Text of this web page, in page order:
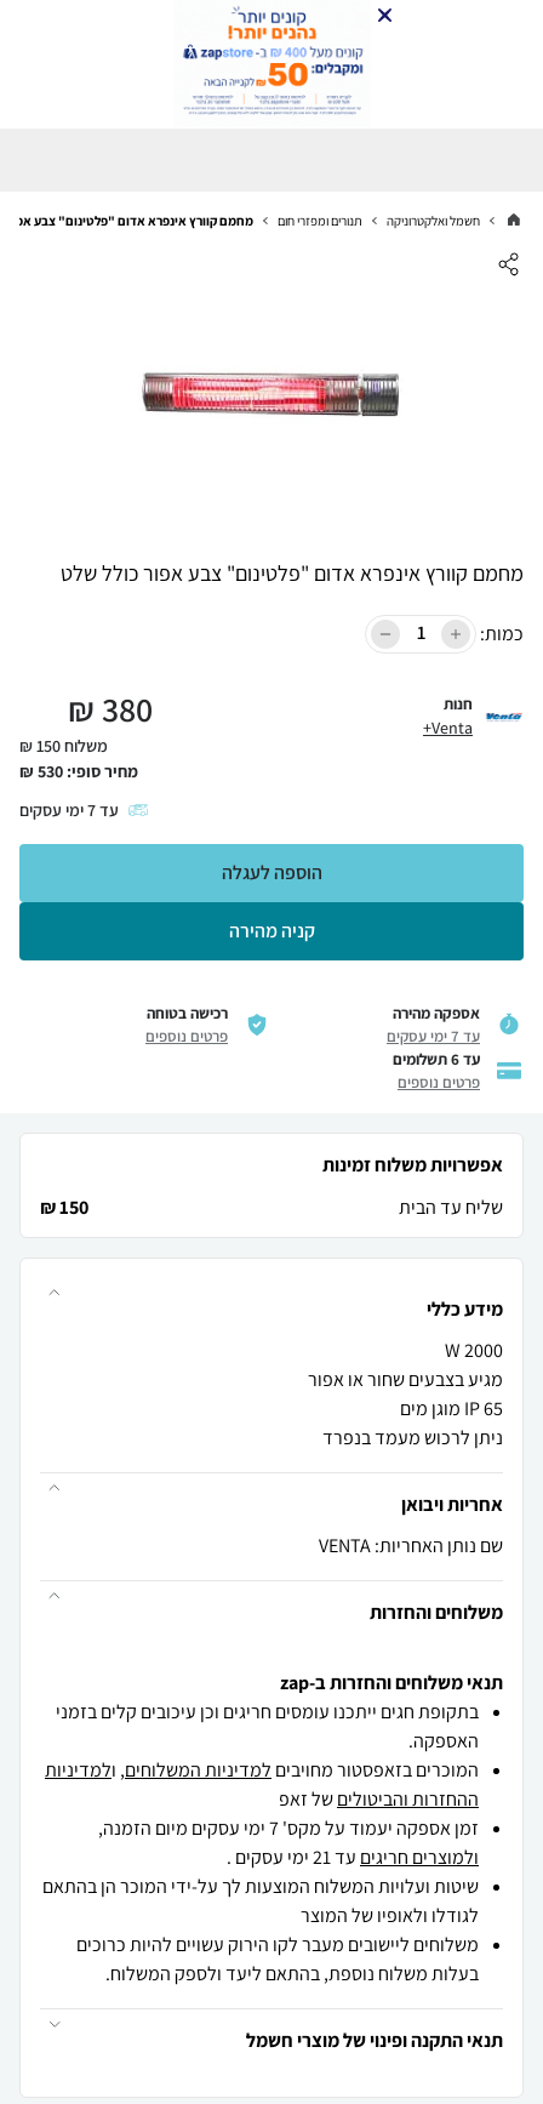
חשמל ואלקטרוניקה תנורים ומפזרי חום מחמם קוורץ אינפרא אדום "פלטינום" צבע אפור
מחמם קוורץ אינפרא אדום "פלטינום" צבע אפור כולל שלט
כמות:
חנות
Venta+
380
₪
משלוח 150 ₪
מחיר סופי: 530
₪
עד7ימי עסקים
קניה מהירה
הוספה לעגלה
אספקה מהירה
עד 7 ימי עסקים
רכישה בטוחה
פרטים נוספים
עד 6 תשלומים
פרטים נוספים
אפשרויות משלוח זמינות
שליח עד הבית
150 ₪
מידע כללי
ניתן לרכוש מעמד בנפרד
אחריות ויבואן
שם נותן האחריות: VENTA
משלוחים והחזרות
תנאי משלוחים והחזרות ב-zap
בתקופת חגים ייתכנו עומסים חריגים וכן עיכובים קלים בזמני
האספקה.
המוכרים בזאפסטור מחויבים למדיניות המשלוחים, ולמדיניות
ההחזרות והביטוליםשל זאפ
זמן אספקה יעמוד על מקס' 7 ימי עסקים מיום הזמנה,
ולמוצרים חריגים עד 21 ימי עסקים .
שיטות ועלויות המשלוח המוצעות לך על-ידי המוכר הן בהתאם
לגודלו ולאופיו של המוצר
משלוחים ליישובים מעבר לקו הירוק עשויים להיות כרוכים
בעלות משלוח נוספת, בהתאם ליעד ולספק המשלוח.
תנאי התקנה ופינוי של מוצרי חשמל